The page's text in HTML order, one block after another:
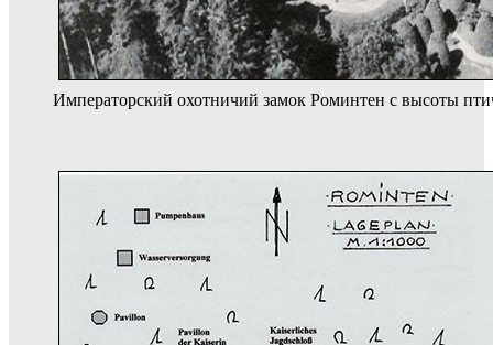
Императорский охотничий замок Роминтен с высоты